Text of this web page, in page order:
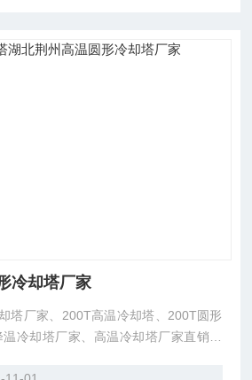
冷却塔厂家
塔厂家、200T高温冷却塔、200T圆形
冷却塔厂家、高温冷却塔厂家直销。